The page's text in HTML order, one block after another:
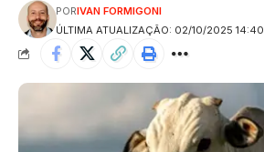
ÚLTIMA ATUALIZAÇÃO: 02/10/2025 14:40
PORIVAN FORMIGONI